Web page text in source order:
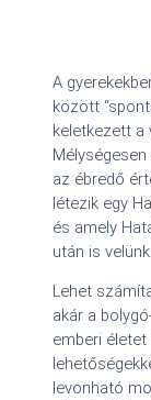
A
között
keletkezett a
az ébredő
létezik egy
és amely
után is
Lehet
akár a
emberi
levonható